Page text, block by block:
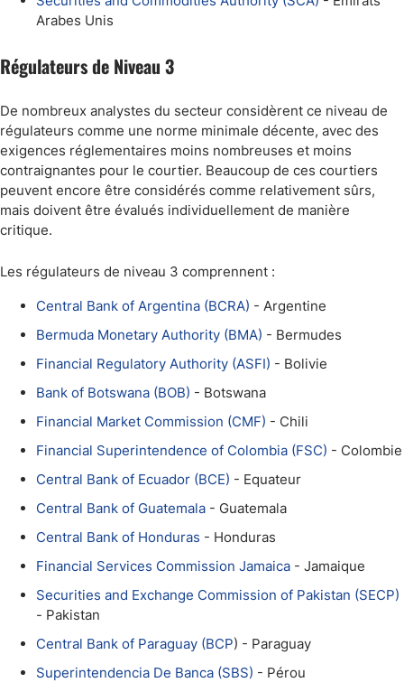
Arabes Unis
Régulateurs de Niveau 3
De nombreux analystes du secteur considèrent ce niveau de
régulateurs comme une norme minimale décente, avec des
exigences réglementaires moins nombreuses et moins
contraignantes pour le courtier. Beaucoup de ces courtiers
peuvent encore être considérés comme relativement sûrs,
mais doivent être évalués individuellement de manière
critique.
Les régulateurs de niveau 3 comprennent :
Central Bank of Argentina (BCRA) - Argentine
Bermuda Monetary Authority (BMA) - Bermudes
Financial Regulatory Authority (ASFI) - Bolivie
Bank of Botswana (BOB) - Botswana
Financial Market Commission (CMF) - Chili
Financial Superintendence of Colombia (FSC) - Colombie
Central Bank of Ecuador (BCE) - Equateur
Central Bank of Guatemala - Guatemala
Central Bank of Honduras - Honduras
Financial Services Commission Jamaica - Jamaique
Securities and Exchange Commission of Pakistan (SECP)
- Pakistan
Central Bank of Paraguay (BCP) - Paraguay
Superintendencia De Banca (SBS) - Pérou